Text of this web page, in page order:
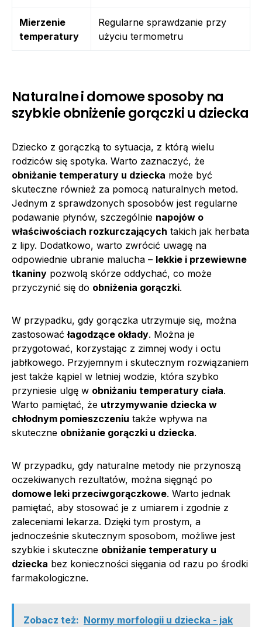
Mierzenie
temperatury
Regularne sprawdzanie przy
użyciu termometru
Naturalne i domowe sposoby na
szybkie obniżenie gorączki u dziecka
Dziecko z gorączką to sytuacja, z którą wielu
rodziców się spotyka. Warto zaznaczyć, że
obniżanie temperatury u dziecka może być
skuteczne również za pomocą naturalnych metod.
Jednym z sprawdzonych sposobów jest regularne
podawanie płynów, szczególnie napojów o
właściwościach rozkurczających takich jak herbata
z lipy. Dodatkowo, warto zwrócić uwagę na
odpowiednie ubranie malucha – lekkie i przewiewne
tkaniny pozwolą skórze oddychać, co może
przyczynić się do obniżenia gorączki.
W przypadku, gdy gorączka utrzymuje się, można
zastosowaćłagodzące okłady. Można je
przygotować, korzystając z zimnej wody i octu
jabłkowego. Przyjemnym i skutecznym rozwiązaniem
jest także kąpiel w letniej wodzie, która szybko
przyniesie ulgę w obniżaniu temperatury ciała.
Warto pamiętać, że utrzymywanie dziecka w
chłodnym pomieszczeniu także wpływa na
skuteczne obniżanie gorączki u dziecka.
W przypadku, gdy naturalne metody nie przynoszą
oczekiwanych rezultatów, można sięgnąć po
domowe leki przeciwgorączkowe. Warto jednak
pamiętać, aby stosować je z umiarem i zgodnie z
zaleceniami lekarza. Dzięki tym prostym, a
jednocześnie skutecznym sposobom, możliwe jest
szybkie i skuteczne obniżanie temperatury u
dziecka bez konieczności sięgania od razu po środki
farmakologiczne.
Zobacz też: Normy morfologii u dziecka - jak